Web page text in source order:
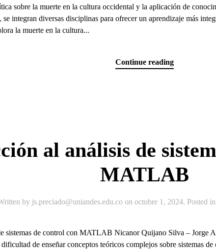
sobre la muerte en la cultura occidental y la aplicación de
integran diversas disciplinas para ofrecer un aprendizaje más
la muerte en la cultura...
Continue reading
al análisis de
MATLAB
by js.preciado@uniandes.edu.co on octubre 1, 2024. Posted in
sistemas de control con MATLAB Nicanor Quijano Silva – Jorge
de enseñar conceptos teóricos complejos sobre sistemas